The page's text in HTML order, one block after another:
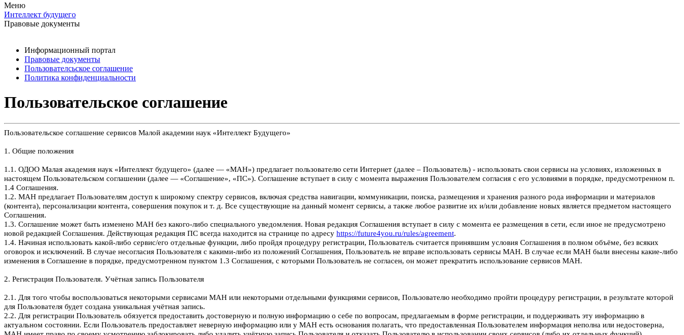
Меню
Интеллект будущего
Правовые документы
Информационный портал
Правовые документы
Пользователсьское соглашение
Политика конфиденциальности
Пользовательское соглашение
Пользовательское соглашение сервисов Малой академии наук «Интеллект Будущего»
1. Общие положения
1.1. ОДОО Малая академия наук «Интеллект будущего» (далее — «МАН») предлагает пользователю сети Интернет (далее – Пользователь) - использовать свои сервисы на условиях, изложенных в
настоящем Пользовательском соглашении (далее — «Соглашение», «ПС»). Соглашение вступает в силу с момента выражения Пользователем согласия с его условиями в порядке, предусмотренном п.
1.4 Соглашения.
1.2. МАН предлагает Пользователям доступ к широкому спектру сервисов, включая средства навигации, коммуникации, поиска, размещения и хранения разного рода информации и материалов
(контента), персонализации контента, совершения покупок и т. д. Все существующие на данный момент сервисы, а также любое развитие их и/или добавление новых является предметом настоящего
Соглашения.
1.3. Соглашение может быть изменено МАН без какого-либо специального уведомления. Новая редакция Соглашения вступает в силу с момента ее размещения в сети, если иное не предусмотрено
новой редакцией Соглашения. Действующая редакция ПС всегда находится на странице по адресу https://future4you.ru/rules/agreement.
1.4. Начиная использовать какой-либо сервис/его отдельные функции, либо пройдя процедуру регистрации, Пользователь считается принявшим условия Соглашения в полном объёме, без всяких
оговорок и исключений. В случае несогласия Пользователя с какими-либо из положений Соглашения, Пользователь не вправе использовать сервисы МАН. В случае если МАН были внесены какие-либо
изменения в Соглашение в порядке, предусмотренном пунктом 1.3 Соглашения, с которыми Пользователь не согласен, он может прекратить использование сервисов МАН.
2. Регистрация Пользователя. Учётная запись Пользователя
2.1. Для того чтобы воспользоваться некоторыми сервисами МАН или некоторыми отдельными функциями сервисов, Пользователю необходимо пройти процедуру регистрации, в результате которой
для Пользователя будет создана уникальная учётная запись.
2.2. Для регистрации Пользователь обязуется предоставить достоверную и полную информацию о себе по вопросам, предлагаемым в форме регистрации, и поддерживать эту информацию в
актуальном состоянии. Если Пользователь предоставляет неверную информацию или у МАН есть основания полагать, что предоставленная Пользователем информация неполна или недостоверна,